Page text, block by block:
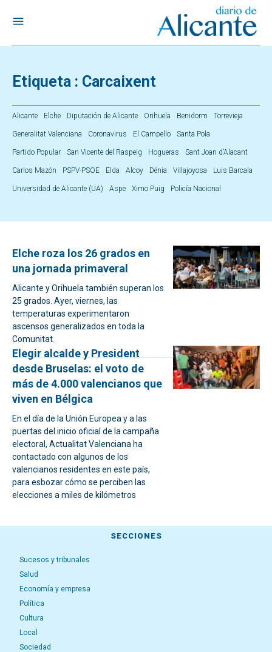
Etiqueta : Carcaixent
Alicante Elche Diputación de Alicante Orihuela Benidorm Torrevieja
Generalitat Valenciana Coronavirus El Campello Santa Pola
Partido Popular San Vicente del Raspeig Hogueras Sant Joan d’Alacant
Carlos Mazón PSPV-PSOE Elda Alcoy Dénia Villajoyosa Luis Barcala
Universidad de Alicante (UA) Aspe Ximo Puig Policía Nacional
Elche roza los 26 grados en
una jornada primaveral
Alicante y Orihuela también superan los
25 grados. Ayer, viernes, las
temperaturas experimentaron
ascensos generalizados en toda la
Comunitat.
Elegir alcalde y President
desde Bruselas: el voto de
más de 4.000 valencianos que
viven en Bélgica
En el día de la Unión Europea y a las
puertas del inicio oficial de la campaña
electoral, Actualitat Valenciana ha
contactado con algunos de los
valencianos residentes en este país,
para esbozar cómo se perciben las
elecciones a miles de kilómetros
SECCIONES
Sucesos y tribunales
Salud
Economía y empresa
Política
Cultura
Local
Sociedad